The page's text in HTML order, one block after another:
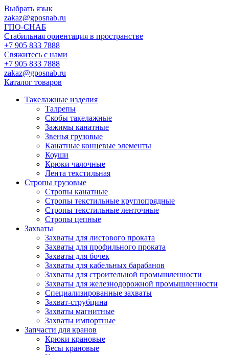
Выбрать язык
zakaz@gposnab.ru
ГПО-СНАБ
Стабильная ориентация в пространстве
+7 905 833 7888
Свяжитесь с нами
+7 905 833 7888
zakaz@gposnab.ru
Каталог товаров
Такелажные изделия
Талрепы
Скобы такелажные
Зажимы канатные
Звенья грузовые
Канатные концевые элементы
Коуши
Крюки чалочные
Лента текстильная
Стропы грузовые
Стропы канатные
Стропы текстильные круглопрядные
Стропы текстильные ленточные
Стропы цепные
Захваты
Захваты для листового проката
Захваты для профильного проката
Захваты для бочек
Захваты для кабельных барабанов
Захваты для строительной промышленности
Захваты для железнодорожной промышленности
Специализированные захваты
Захват-струбцина
Захваты магнитные
Захваты импортные
Запчасти для кранов
Крюки крановые
Весы крановые